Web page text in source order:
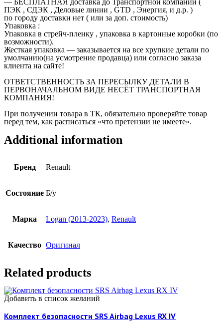
— БЕСПЛАТНАЯ доставка до Транспортной компании (
ПЭК , СДЭК , Деловые линии , GTD , Энергия, и д.р. )
по городу доставки нет ( или за доп. стоимость)
Упаковка :
Упаковка в стрейч-пленку , упаковка в картонные коробки (по
возможности).
Жесткая упаковка — заказывается на все хрупкие детали по
умолчанию(на усмотрение продавца) или согласно заказа
клиента на сайте!
ОТВЕТСТВЕННОСТЬ ЗА ПЕРЕСЫЛКУ ДЕТАЛИ В
ПЕРВОНАЧАЛЬНОМ ВИДЕ НЕСЁТ ТРАНСПОРТНАЯ
КОМПАНИЯ!
При получении товара в ТК, обязательно проверяйте товар
перед тем, как расписаться «что претензии не имеете».
Additional information
Бренд Renault
Состояние Б/у
Марка Logan (2013-2023), Renault
Качество Оригинал
Related products
Добавить в список желаний
Комплект безопасности SRS Airbag Lexus RX IV